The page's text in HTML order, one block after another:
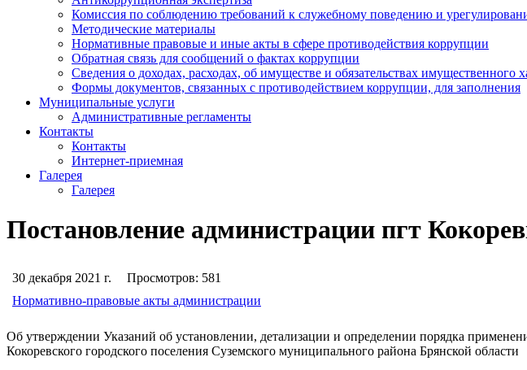
Комиссия по соблюдению требований к служебному поведению и
Методические материалы
Нормативные правовые и иные акты в сфере противодействия коррупции
Обратная связь для сообщений о фактах коррупции
Сведения о доходах, расходах, об имуществе и обязательствах имущественного
Формы документов, связанных с противодействием коррупции, для заполнения
Муниципальные услуги
Административные регламенты
Контакты
Контакты
Интернет-приемная
Галерея
Галерея
Постановление администрации пгт
30 декабря 2021 г. Просмотров: 581
Нормативно-правовые акты администрации
Об утверждении Указаний об установлении, детализации и определении порядка
Кокоревского городского поселения Суземского муниципального района Брянской области